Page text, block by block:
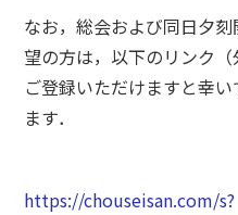
なお，総会および同日夕
望の方は，以下のリンク
ご登録いただけますと幸
ます．
https://chouseisan.com/s?